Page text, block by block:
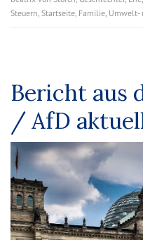
Steuern, Startseite, Familie, Umwelt-
Bericht aus
/ AfD